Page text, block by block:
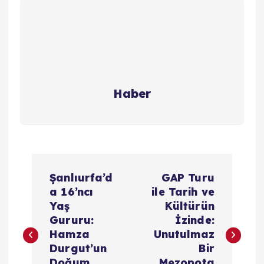
Haber
z
Şanlıurfa’d
a 16’ncı
Yaş
Gururu:
Hamza
Durgut’un
GAP Turu
ile Tarih ve
Kültürün
İzinde:
Unutulmaz
Bir